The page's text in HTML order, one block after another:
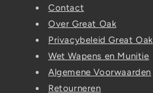
Contact
Over Great Oak
Privacybeleid Great Oak
Wet Wapens en Munitie
Algemene Voorwaarden
Retourneren